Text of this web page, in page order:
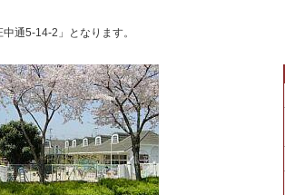
通5-14-2」となります。